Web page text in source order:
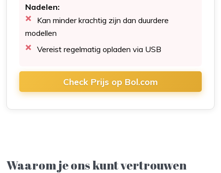
Nadelen:
Kan minder krachtig zijn dan duurdere
modellen
Vereist regelmatig opladen via USB
Check Prijs op Bol.com
Waarom je ons kunt vertrouwen